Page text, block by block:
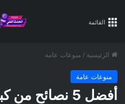
القائمة
الرئيسية / منوعات عامة
منوعات عامة
أفضل 5 نصائح